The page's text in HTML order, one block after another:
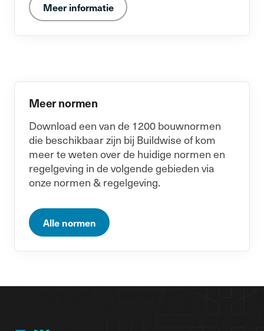
Meer informatie
Meer normen
Download een van de 1200 bouwnormen
die beschikbaar zijn bij Buildwise of kom
meer te weten over de huidige normen en
regelgeving in de volgende gebieden via
onze normen & regelgeving.
Alle normen